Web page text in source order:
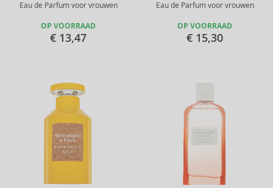
Eau de Parfum voor vrouwen
OP VOORRAAD
€ 13,47
Eau de Parfum voor vrouwen
OP VOORRAAD
€ 15,30